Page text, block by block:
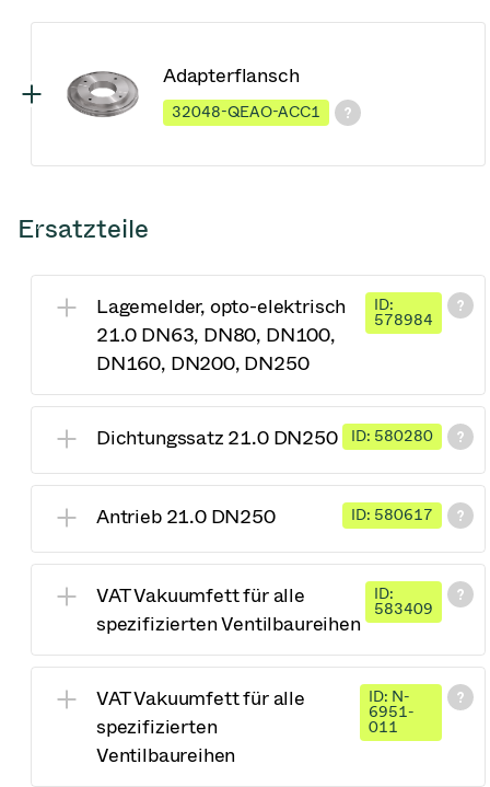
Adapterflansch
32048-QEAO-ACC1
Ersatzteile
Lagemelder, opto-elektrisch
21.0 DN63, DN80, DN100,
DN160, DN200, DN250
ID:
578984
Dichtungssatz 21.0 DN250 ID: 580280
Antrieb 21.0 DN250 ID: 580617
VAT Vakuumfett für alle
spezifizierten Ventilbaureihen
ID:
583409
VAT Vakuumfett für alle
spezifizierten
Ventilbaureihen
ID: N-
6951-
011